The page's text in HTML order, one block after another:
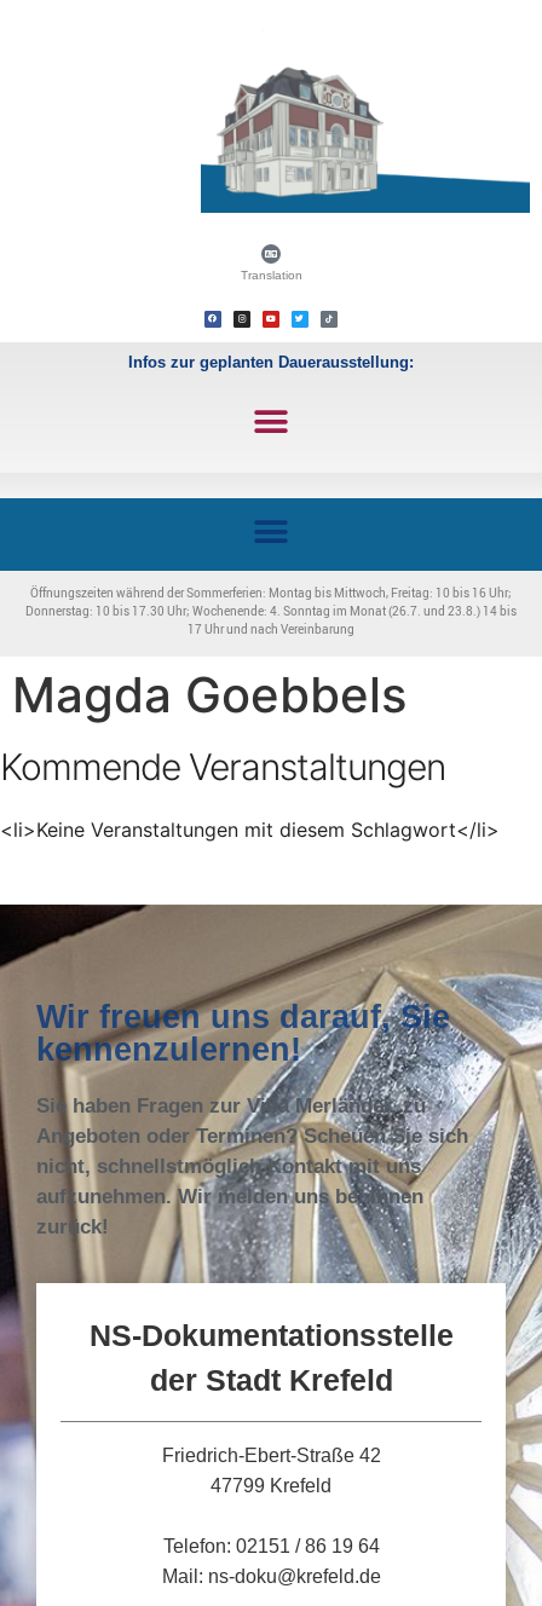
Translation
Infos zur geplanten Dauerausstellung:
Öffnungszeiten während der Sommerferien: Montag bis Mittwoch, Freitag: 10 bis 16 Uhr;
Donnerstag: 10 bis 17.30 Uhr; Wochenende: 4. Sonntag im Monat (26.7. und 23.8.) 14 bis
17 Uhr und nach Vereinbarung
Magda Goebbels
Kommende Veranstaltungen
<li>Keine Veranstaltungen mit diesem Schlagwort</li>
Wir freuen uns darauf, Sie
kennenzulernen!
Sie haben Fragen zur Villa Merländer, zu
Angeboten oder Terminen? Scheuen Sie sich
nicht, schnellstmöglich Kontakt mit uns
aufzunehmen. Wir melden uns bei Ihnen
zurück!
NS-Dokumentationsstelle
der Stadt Krefeld
Friedrich-Ebert-Straße 42
47799 Krefeld
Telefon: 02151 / 86 19 64
Mail: ns-doku@krefeld.de